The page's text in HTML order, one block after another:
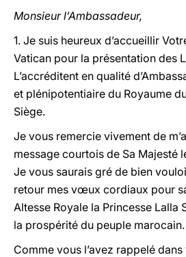
Monsieur l’Ambassadeur,
1. Je suis heureux d’accueillir
Vatican pour la présentation des
L’accréditent en qualité
et plénipotentiaire du Royaume
Siège.
Je vous remercie vivement de
message courtois de Sa Majesté
Je vous saurais gré de bien
retour mes vœux cordiaux pour
Altesse Royale la Princesse Lalla
la prospérité du peuple marocain.
Comme vous l’avez rappelé